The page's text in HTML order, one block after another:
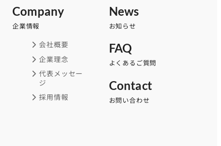
Company
企業情報
会社概要
企業理念
代表メッセー
ジ
採用情報
News
お知らせ
FAQ
よくあるご質問
Contact
お問い合わせ